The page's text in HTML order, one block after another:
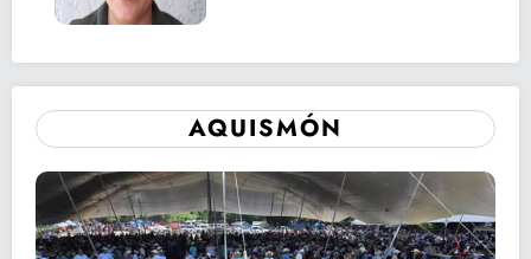
AQUISMÓN